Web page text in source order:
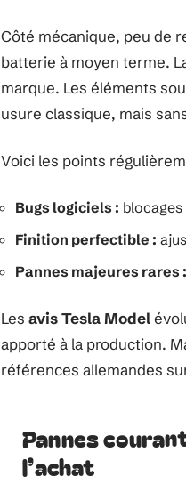
Côté mécanique, peu de
batterie à moyen terme.
marque. Les éléments
usure classique, mais
Voici les points
Bugs logiciels : blocages
Finition perfectible :
Pannes majeures rares :
Les avis Tesla Model
apporté à la production.
références allemandes
Pannes
l’achat